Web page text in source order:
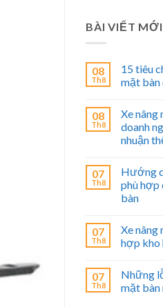
BÀI VIẾT
08
Th8
15 tiêu
mặt
08
Th8
Xe nâng
doanh
nhuận
07
Th8
Hướng
phù hợp
bàn
07
Th8
Xe nâng
hợp kho
07
Th8
Những
mặt bàn